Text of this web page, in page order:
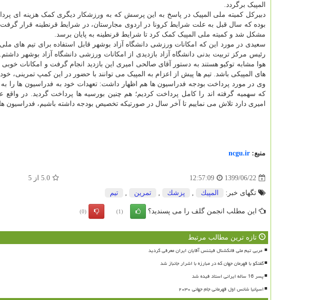
المپیک برگردد.
دبیرکل کمیته ملی المپیک در پاسخ به این پرسش که به ورزشکار دیگری کمک هزینه ای
بوده که سال قبل به علت شرایط کرونا در اردوی مجارستان، در شرایط قرنطینه قرار گرفت
مشکل شد و کمیته ملی المپیک کمک کرد تا شرایط قرنطینه به پایان برسد.
سعیدی در مورد این که امکانات ورزشی دانشگاه آزاد بوشهر قابل استفاده برای تیم های
رئیس مرکز تربیت بدنی دانشگاه آزاد بازدیدی از امکانات ورزشی دانشگاه آزاد بوشهر
هوا مشابه توکیو هستند به دستور آقای صالحی امیری این بازدید انجام گرفت و امکانات
های المپیکی باشد. تیم ها پیش از اعزام به المپیک می توانند با حضور در این کمپ تمرینی،
که سهمیه گرفته اند را کامل پرداخت کردیم؛ هم چنین بورسیه ها پرداخت گردید. در واقع
امیری دارد تلاش می نماییم تا آخر سال در صورتیکه تخصیص بودجه داشته باشیم، فدراسیون ها
منبع: ncgu.ir
1399/06/22
12:57:09
5.0 از5
تگهای خبر: المپیك , پزشك , تمرین , تیم
این مطلب انجمن گلف را می پسندید؟ (1)
(0)
تازه ترین مطالب مرتبط
گفتگو با قهرمان جهان که در مبارزه با اشرار جانباز شد
پسر 16 ساله ایرانی استاد فیده شد
اسپانیا شانس اول قهرمانی جام جهانی ۲۰۳۰